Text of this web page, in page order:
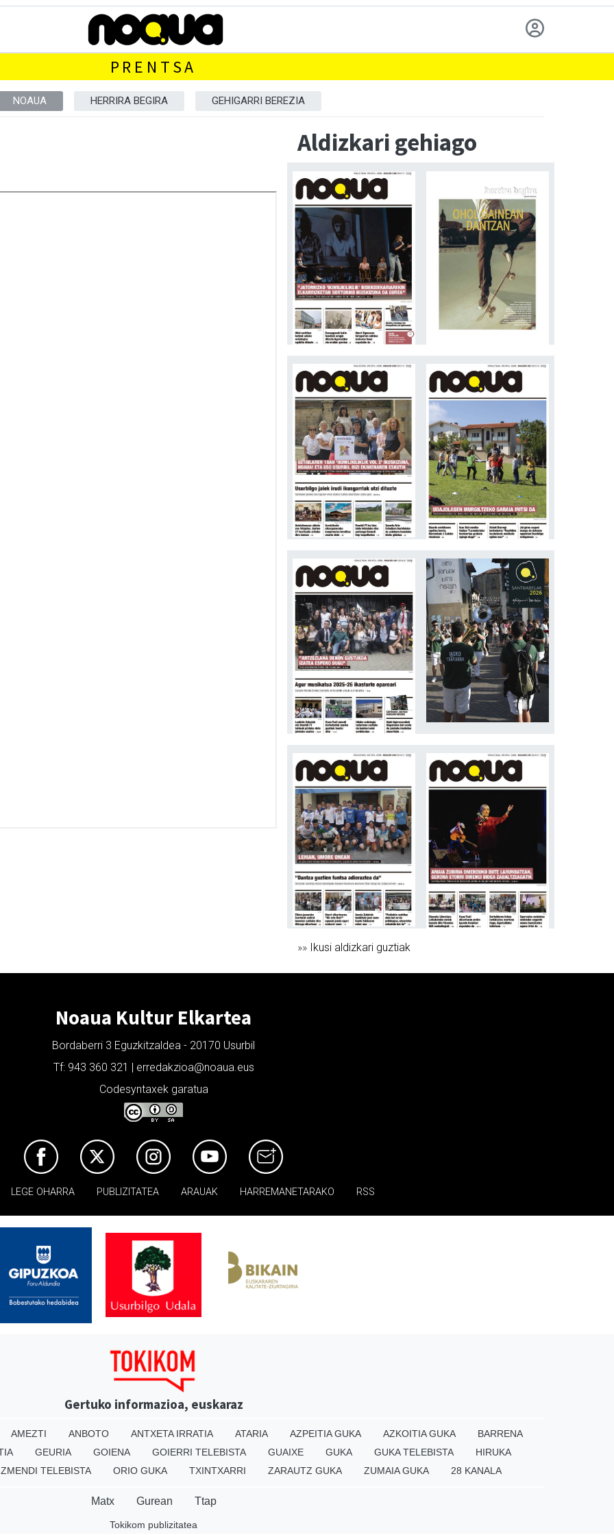
PRENTSA
NOAUA HERRIRA BEGIRA GEHIGARRI BEREZIA
Aldizkari gehiago
»» Ikusi aldizkari guztiak
Noaua Kultur Elkartea
Bordaberri 3 Eguzkitzaldea - 20170 Usurbil
Tf: 943 360 321 | erredakzioa@noaua.eus
Codesyntaxek garatua
LEGE OHARRA PUBLIZITATEA ARAUAK HARREMANETARAKO RSS
Gertuko informazioa, euskaraz
AMEZTI ANBOTO ANTXETA IRRATIA ATARIA AZPEITIA GUKA AZKOITIA GUKA
BARRENA
GEURIA GOIENA GOIERRI TELEBISTA GUAIXE GUKA GUKA TELEBISTA
HIRUKA
TELEBISTA ORIO GUKA TXINTXARRI ZARAUTZ GUKA ZUMAIA GUKA 28 KANALA
Matx Gurean Ttap
Tokikom publizitatea